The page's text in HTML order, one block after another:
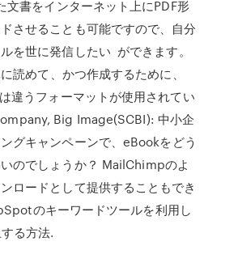
文書をインターネット上にPDF形
させることも可能ですので、自分
を世に発信したい ができます。
読めて、かつ作成するために、
違うフォーマットが使用されてい
Big Image(SCBI): 中小企
グキャンペーンで、eBookをどう
のでしょうか？ MailChimpのよ
ロードとして提供することもでき
のキーワードツールを利用し
る方法.